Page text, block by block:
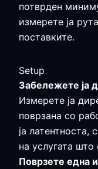
потврден
измерете ја
поставките.
Setup
Забележете ја
Измерете ја
поврзана со
ја латентноста,
на услугата што
Поврзете една